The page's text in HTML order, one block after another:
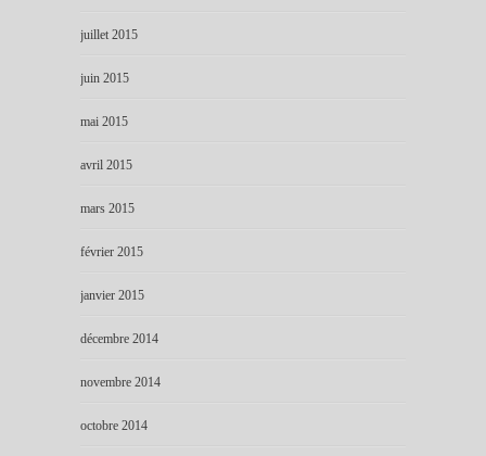
juillet 2015
juin 2015
mai 2015
avril 2015
mars 2015
février 2015
janvier 2015
décembre 2014
novembre 2014
octobre 2014